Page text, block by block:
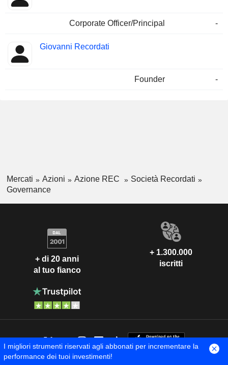
Corporate Officer/Principal -
Giovanni Recordati
Founder -
Mercati Azioni Azione REC
Società Recordati
Governance
+ di 20 anni
al tuo fianco
+ 1.300.000
iscritti
I migliori strumenti riservati agli abbonati per incrementare la
performance dei tuoi investimenti!